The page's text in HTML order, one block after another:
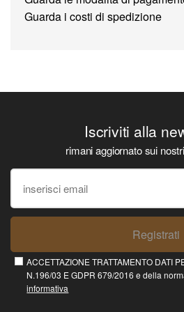
Guarda i costi di spedizione
Iscriviti alla
rimani aggiornato sui
Registrati
ACCETTAZIONE TRATTAMENTO DATI
N.196/03 E GDPR 679/2016 e della
informativa